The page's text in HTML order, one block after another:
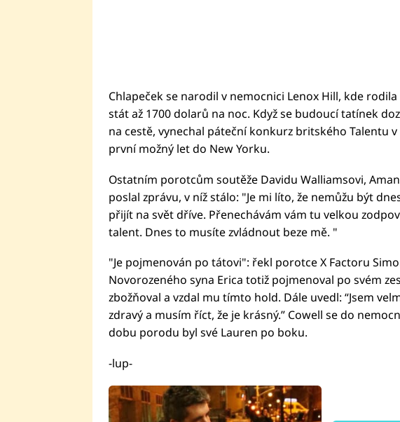
Chlapeček se narodil v nemocnici Lenox Hill, kde
stát až 1700 dolarů na noc. Když se budoucí tatínek
na cestě, vynechal páteční konkurz britského Talentu
první možný let do New Yorku.
Ostatním porotcům soutěže Davidu Walliamsovi,
poslal zprávu, v níž stálo: "Je mi líto, že nemůžu být
přijít na svět dříve. Přenechávám vám tu velkou
talent. Dnes to musíte zvládnout beze mě. "
"Je pojmenován po tátovi": řekl porotce X Factoru
Novorozeného syna Erica totiž pojmenoval po svém
zbožňoval a vzdal mu tímto hold. Dále uvedl: “Jsem
zdravý a musím říct, že je krásný.” Cowell se do
dobu porodu byl své Lauren po boku.
-lup-